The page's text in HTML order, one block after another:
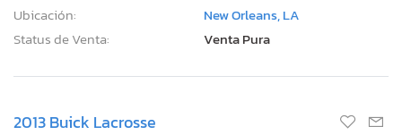
Ubicación:
New Orleans, LA
Status de Venta:
Venta Pura
2013 Buick Lacrosse